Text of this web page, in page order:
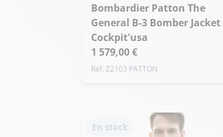
Bombardier Patton The
General B-3 Bomber Jacket
Cockpit'usa
1 579,00 €
Réf. Z2103 PATTON
En stock